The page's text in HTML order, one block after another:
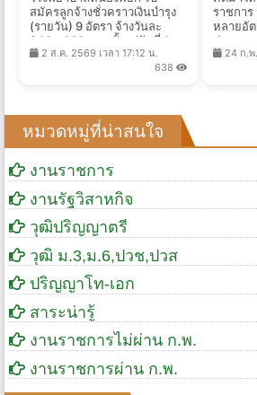
สมัครลูกจ้างชั่วคราวเงินบำรุง
(รายวัน) 9 อัตรา จ้างวันละ
340 - 660 บาท ตั้งแต่วันที่ 1-
17 ส.ค. 2569
2 ส.ค. 2569 เวลา 17:12 น.
638
ราชกา
หลายอั
ประเทศ
24 ก.พ.
หมวดหมู่ที่น่าสนใจ
งานราชการ
งานรัฐวิสาหกิจ
วุฒิปริญญาตรี
วุฒิ ม.3,ม.6,ปวช,ปวส
ปริญญาโท-เอก
สาระน่ารู้
งานราชการไม่ผ่าน ก.พ.
งานราชการผ่าน ก.พ.